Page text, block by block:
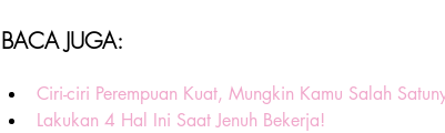
BACA JUGA:
Ciri-ciri Perempuan Kuat, Mungkin Kamu Salah
Lakukan 4 Hal Ini Saat Jenuh Bekerja!